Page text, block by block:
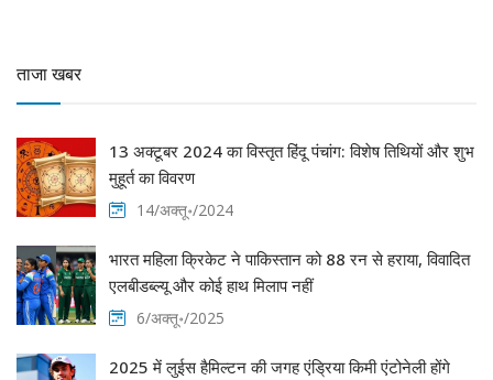
ताजा खबर
13 अक्टूबर 2024 का विस्तृत हिंदू पंचांग: विशेष तिथियों और शुभ
मुहूर्त का विवरण
14/अक्तू॰/2024
भारत महिला क्रिकेट ने पाकिस्तान को 88 रन से हराया, विवादित
एलबीडब्ल्यू और कोई हाथ मिलाप नहीं
6/अक्तू॰/2025
2025 में लुईस हैमिल्टन की जगह एंड्रिया किमी एंटोनेली होंगे